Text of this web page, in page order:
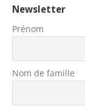
Newsletter
Prénom
Nom de famille